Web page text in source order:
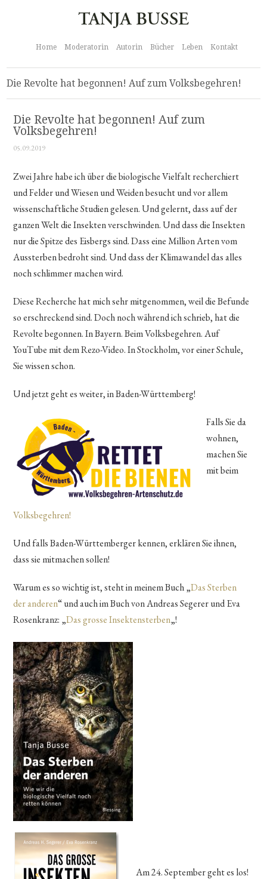
Home Moderatorin Autorin Bücher Leben Kontakt
Die Revolte hat begonnen! Auf zum Volksbegehren!
Die Revolte hat begonnen! Auf zum
Volksbegehren!
05.09.2019
Zwei Jahre habe ich über die biologische Vielfalt recherchiert
und Felder und Wiesen und Weiden besucht und vor allem
wissenschaftliche Studien gelesen. Und gelernt, dass auf der
ganzen Welt die Insekten verschwinden. Und dass die Insekten
nur die Spitze des Eisbergs sind. Dass eine Million Arten vom
Aussterben bedroht sind. Und dass der Klimawandel das alles
noch schlimmer machen wird.
Diese Recherche hat mich sehr mitgenommen, weil die Befunde
so erschreckend sind. Doch noch während ich schrieb, hat die
Revolte begonnen. In Bayern. Beim Volksbegehren. Auf
YouTube mit dem Rezo-Video. In Stockholm, vor einer Schule,
Sie wissen schon.
Und jetzt geht es weiter, in Baden-Württemberg!
Falls Sie da
wohnen,
machen Sie
mit beim
Volksbegehren!
Und falls Baden-Württemberger kennen, erklären Sie ihnen,
dass sie mitmachen sollen!
Warum es so wichtig ist, steht in meinem Buch „Das Sterben
der anderen“ und auch im Buch von Andreas Segerer und Eva
Rosenkranz: „Das grosse Insektensterben„!
Am 24. September geht es los!